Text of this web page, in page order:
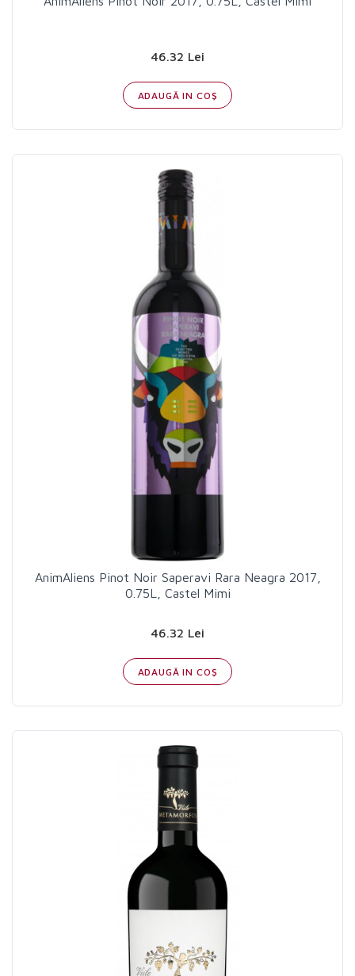
46.32 Lei
ADAUGĂ IN COŞ
AnimAliens Pinot Noir Saperavi Rara Neagra 2017,
0.75L, Castel Mimi
46.32 Lei
ADAUGĂ IN COŞ